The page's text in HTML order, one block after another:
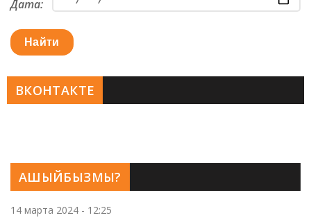
АШЫЙБЫЗМЫ?
14 марта 2024 - 12:25
Дата:
Найти
ВКОНТАКТЕ